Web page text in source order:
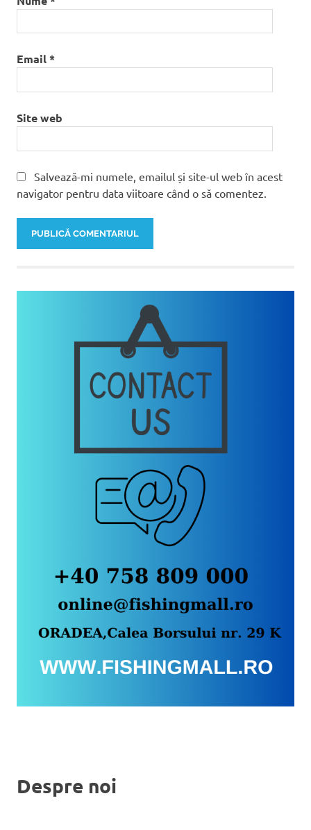
Email*
Site web
Salvează-mi numele, emailul și site-ul web în acest
navigator pentru data viitoare când o să comentez.
Despre noi